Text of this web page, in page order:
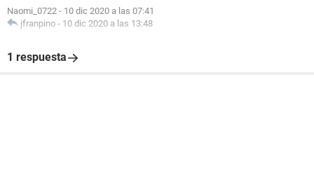
Naomi_0722 - 10 dic 2020 a las 07:41
jfranpino - 10 dic 2020 a las 13:48
1 respuesta